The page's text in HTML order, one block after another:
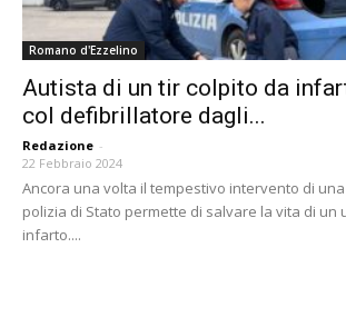
Romano d'Ezzelino
Autista di un tir colpito da
col defibrillatore dagli...
Redazione -
22 Febbraio 2024
Ancora una volta il tempestivo intervento di
polizia di Stato permette di salvare la vita di un
infarto....